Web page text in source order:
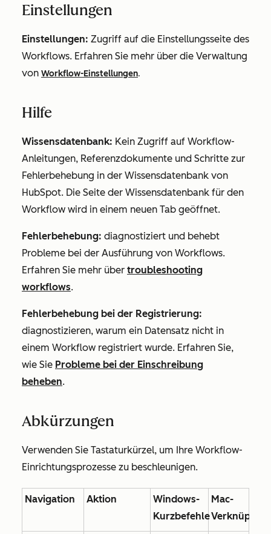
Einstellungen
Einstellungen: Zugriff auf die Einstellungsseite des
Workflows. Erfahren Sie mehr über die Verwaltung
von Workflow-Einstellungen.
Hilfe
Wissensdatenbank: Kein Zugriff auf Workflow-
Anleitungen, Referenzdokumente und Schritte zur
Fehlerbehebung in der Wissensdatenbank von
HubSpot. Die Seite der Wissensdatenbank für den
Workflow wird in einem neuen Tab geöffnet.
Fehlerbehebung: diagnostiziert und behebt
Probleme bei der Ausführung von Workflows.
Erfahren Sie mehr über troubleshooting
workflows.
Fehlerbehebung bei der Registrierung:
diagnostizieren, warum ein Datensatz nicht in
einem Workflow registriert wurde. Erfahren Sie,
wie Sie Probleme bei der Einschreibung
beheben.
Abkürzungen
Verwenden Sie Tastaturkürzel, um Ihre Workflow-
Einrichtungsprozesse zu beschleunigen.
Navigation Aktion
Windows-
Kurzbefehle
Mac-